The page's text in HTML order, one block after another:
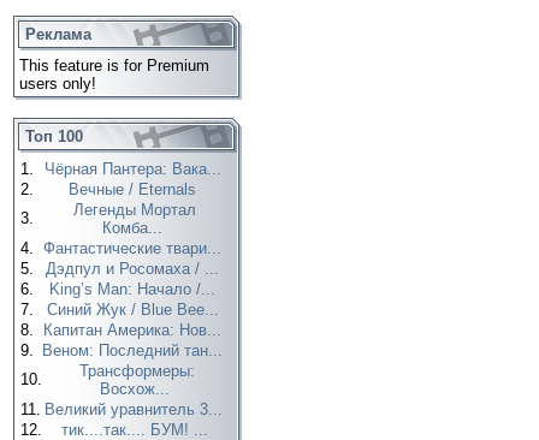
Реклама
This feature is for Premium
users only!
Топ 100
1.
Чёрная Пантера: Вака...
2.
Вечные / Eternals
3.
Легенды Мортал
Комба...
4. Фантастические твари...
5.
Дэдпул и Росомаха / ...
6.
King’s Man: Начало /...
7.
Синий Жук / Blue Bee...
8.
Капитан Америка: Нов...
9.
Веном: Последний тан...
10.
Трансформеры:
Восхож...
11. Великий уравнитель 3...
12.
тик....так.... БУМ! ...